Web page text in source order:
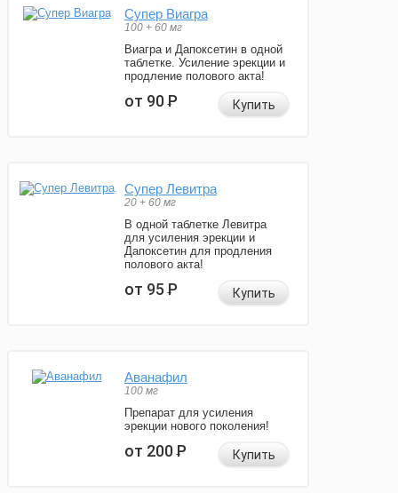
Супер Виагра
100 + 60 мг
Виагра и Дапоксетин в одной
таблетке. Усиление эрекции и
продление полового акта!
от 90Р Купить
Супер Левитра
20 + 60 мг
В одной таблетке Левитра
для усиления эрекции и
Дапоксетин для продления
полового акта!
от 95Р Купить
Аванафил
100 мг
Препарат для усиления
эрекции нового поколения!
от 200Р Купить